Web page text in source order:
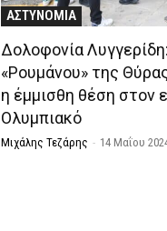
ΑΣΤΥΝΟΜΙΑ
Δολοφονία
«Ρουμάνου» της
η έμμισθη θέση στον
Ολυμπιακό
Μιχάλης Τεζάρης - 14 Μαΐου